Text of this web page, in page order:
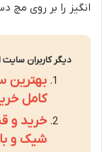
انگیز را بر روی
دیگر کاربران
بهترین
کامل
خرید و
شیک و